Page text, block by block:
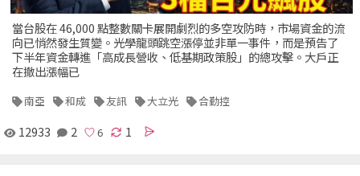
當台股在 46,000 點整數關卡展開劇烈的多空攻防時，市場資金的流
向已悄然發生質變。光學龍頭跳空漲停並非單一事件，而是預告了
下半年資金轉進「高成長營收、低基期政策股」的總攻擊。大戶正
在撤出漲幅已
南亞 和成 友訊 大立光 合勤控
12933 2 1